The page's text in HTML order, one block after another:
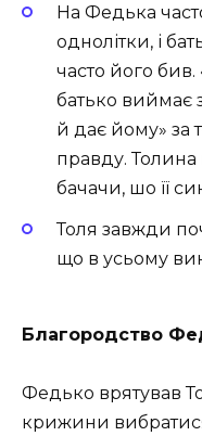
На Федька
однолітки, і
часто його
батько виймає
й дає йому» за
правду.
бачачи, шо її
Толя завжди
що в усьому
Благородство
Федько врятував
крижини